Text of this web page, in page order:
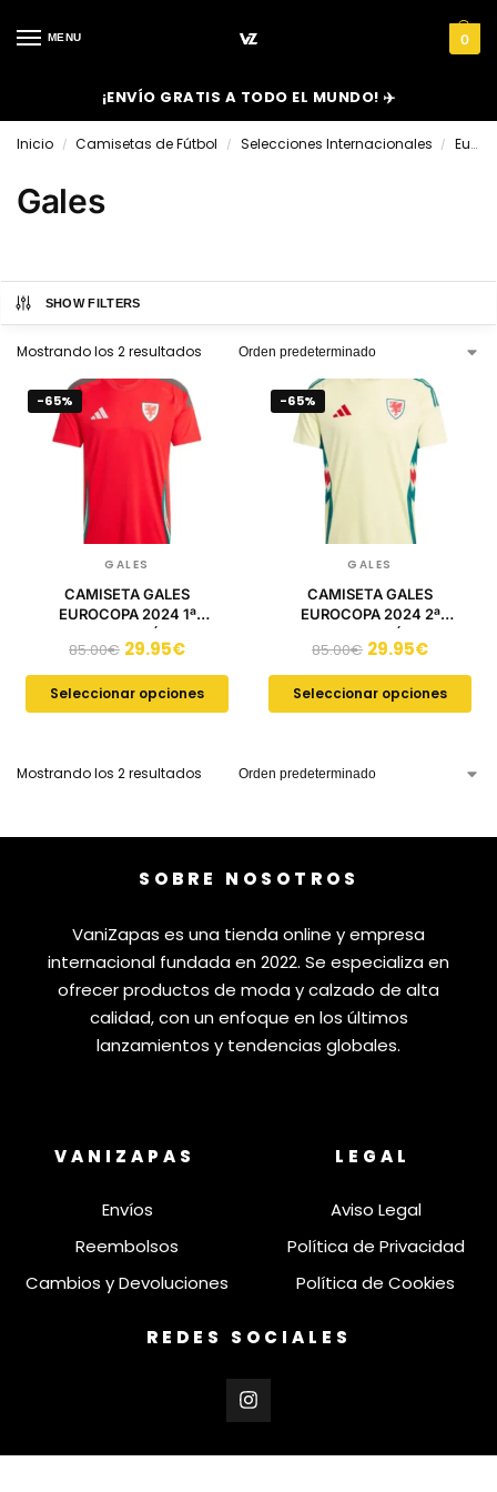
MENU 0
¡ENVÍO GRATIS A TODO EL MUNDO! ✈️
Inicio / Camisetas de Fútbol / Selecciones Internacionales / Europa
Gales
SHOW FILTERS
Mostrando los 2 resultados
-65%
GALES
CAMISETA GALES
EUROCOPA 2024 1ª
EQUIPACIÓN
85.00€ 29.95€
Seleccionar opciones
-65%
GALES
CAMISETA GALES
EUROCOPA 2024 2ª
EQUIPACIÓN
85.00€ 29.95€
Seleccionar opciones
Mostrando los 2 resultados
SOBRE NOSOTROS
VaniZapas es una tienda online y empresa
internacional fundada en 2022. Se especializa en
ofrecer productos de moda y calzado de alta
calidad, con un enfoque en los últimos
lanzamientos y tendencias globales.
VANIZAPAS
Envíos
Reembolsos
Cambios y Devoluciones
LEGAL
Aviso Legal
Política de Privacidad
Política de Cookies
REDES SOCIALES